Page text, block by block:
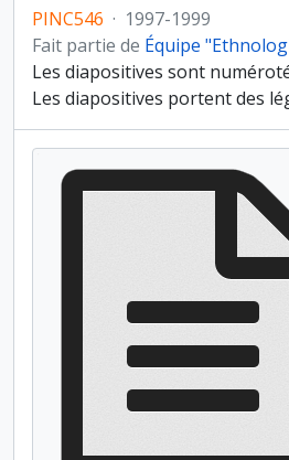
PINC546 · 1997-1999
Fait partie de Équipe
Les diapositives sont
Les diapositives portent des